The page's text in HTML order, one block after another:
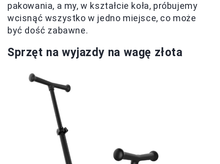
pakowania, a my, w kształcie koła, próbujemy
wcisnąć wszystko w jedno miejsce, co może
być dość zabawne.
Sprzęt na wyjazdy na wagę złota